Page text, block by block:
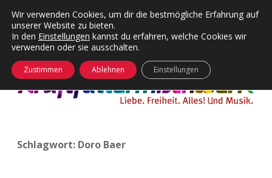
Kategorien
Menü
24 Hours Chilling
Die Wende
KFMW-Disco
KFMW-Disco
Dates
Contact
öffnen
Schlagwort: Doro Baer
Wir verwenden Cookies, um dir die bestmögliche Erfahrung auf
unserer Website zu bieten.
In den Einstellungen kannst du erfahren, welche Cookies wir
verwenden oder sie ausschalten.
Zustimmen Ablehnen Einstellungen